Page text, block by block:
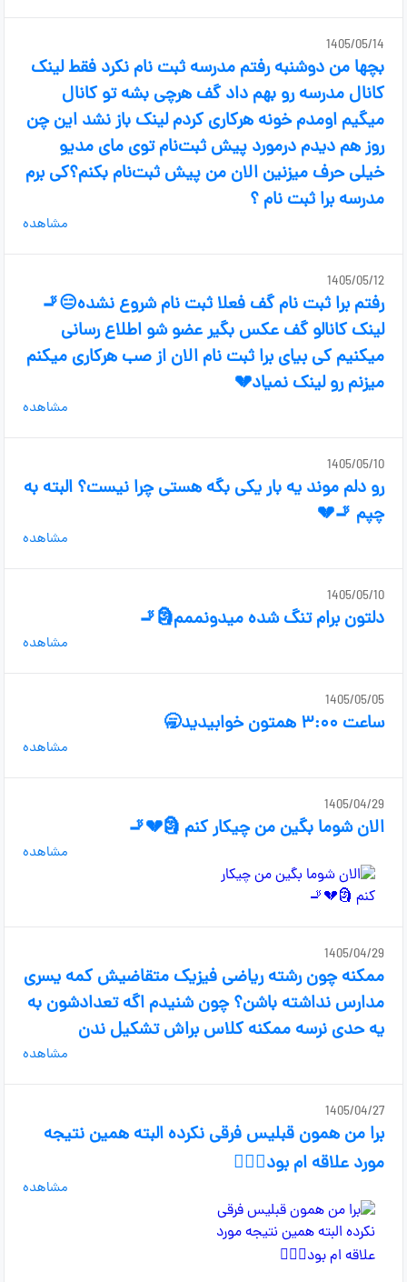
1405/05/14
بچها من دوشنبه رفتم مدرسه ثبت نام نکرد فقط لینک
کانال مدرسه رو بهم داد گف هرچی بشه تو کانال
میگیم اومدم خونه هرکاری کردم لینک باز نشد این چن
روز هم دیدم درمورد پیش ثبت‌نام توی مای مدیو
خیلی حرف میزنین الان من پیش ثبت‌نام بکنم؟کی برم
مدرسه برا ثبت نام ؟
مشاهده
1405/05/12
رفتم برا ثبت نام گف فعلا ثبت نام شروع نشده😑🚬
لینک کانالو گف عکس بگیر عضو شو اطلاع رسانی
میکنیم کی بیای برا ثبت نام الان از صب هرکاری میکنم
میزنم رو لینک نمیاد💔
مشاهده
1405/05/10
رو دلم موند یه بار یکی بگه هستی چرا نیست؟ البته به
چپم 🚬💔
مشاهده
1405/05/10
دلتون برام تنگ شده میدونممم🗿🚬
مشاهده
1405/05/05
ساعت ۳:۰۰ همتون خوابیدید🥱
مشاهده
1405/04/29
الان شوما بگین من چیکار کنم 🗿💔🚬
مشاهده
1405/04/29
ممکنه چون رشته ریاضی فیزیک متقاضیش کمه یسری
مدارس نداشته باشن؟ چون شنیدم اگه تعدادشون به
یه حدی نرسه ممکنه کلاس براش تشکیل ندن
مشاهده
1405/04/27
برا من همون قبلیس فرقی نکرده البته همین نتیجه
مورد علاقه ام بود👌🏻🚬
مشاهده